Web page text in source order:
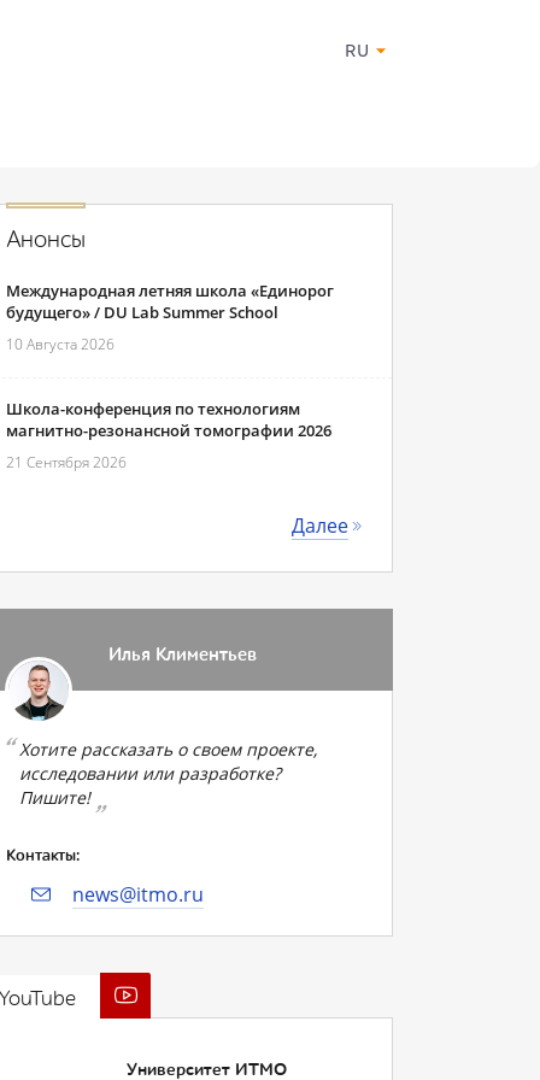
RU
Анонсы
Международная летняя школа «Единорог
будущего» / DU Lab Summer School
10 Августа 2026
Школа-конференция по технологиям
магнитно-резонансной томографии 2026
21 Сентября 2026
Далее
Илья Климентьев
Хотите рассказать о своем проекте,
исследовании или разработке?
Пишите!
Контакты:
news@itmo.ru
Университет ИТМО